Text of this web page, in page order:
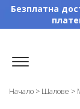
Безплатна
Начало > Шалове >